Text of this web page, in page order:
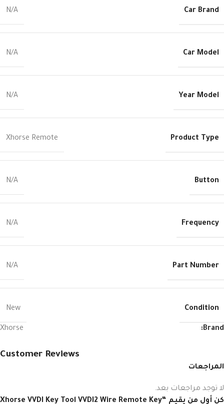
Car Brand
N/A
Car Model
N/A
Year Model
N/A
Product Type
Xhorse Remote
Button
N/A
Frequency
N/A
Part Number
N/A
Condition
New
Brand:
Xhorse
Customer Reviews
المراجعات
لا توجد مراجعات بعد.
كن أول من يقيم “Xhorse VVDI Key Tool VVDI2 Wire Remote Key